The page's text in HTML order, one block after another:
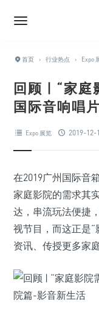
首页 › 行业热点 › Expo
回顾 | “家庭
国际音响唱
Expo 展览 2019-12-
在2019广州国际音
家庭影院的需求其
达，串流玩法便捷
视节目，而这正是
资讯、传授更多家